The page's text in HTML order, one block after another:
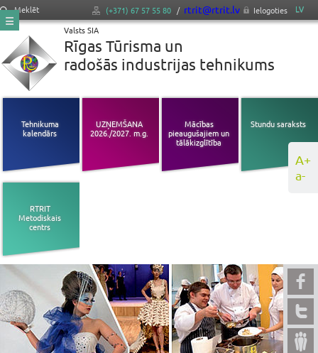
A+
a-
Meklēt (+371) 67 57 55 80 / rtrit@rtrit.lv Ielogoties
LV
Valsts SIA
Rīgas Tūrisma un
radošās industrijas tehnikums
Tehnikuma
kalendārs
UZŅEMŠANA
2026./2027. m.g.
Mācības
pieaugušajiem un
tālākizglītība
Stundu saraksts
RTRIT
Metodiskais
centrs